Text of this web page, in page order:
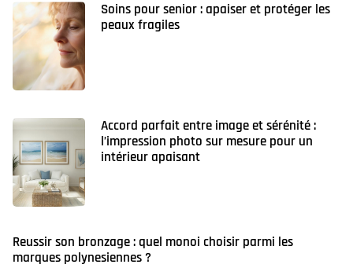
Soins pour senior : apaiser et protéger les
peaux fragiles
Accord parfait entre image et sérénité :
l’impression photo sur mesure pour un
intérieur apaisant
Reussir son bronzage : quel monoi choisir parmi les
marques polynesiennes ?